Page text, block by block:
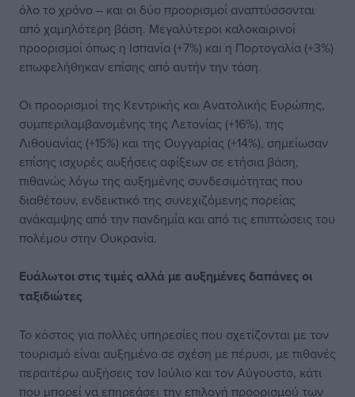
όλο το χρόνο – και οι δύο προορισμοί αναπτύσσονται
από χαμηλότερη βάση. Μεγαλύτεροι καλοκαιρινοί
προορισμοί όπως η Ισπανία (+7%) και η Πορτογαλία (+3%)
επωφελήθηκαν επίσης από αυτήν την τάση.
Οι προορισμοί της Κεντρικής και Ανατολικής Ευρώπης,
συμπεριλαμβανομένης της Λετονίας (+16%), της
Λιθουανίας (+15%) και της Ουγγαρίας (+14%), σημείωσαν
επίσης ισχυρές αυξήσεις αφίξεων σε ετήσια βάση,
πιθανώς λόγω της αυξημένης συνδεσιμότητας που
διαθέτουν, ενδεικτικό της συνεχιζόμενης πορείας
ανάκαμψης από την πανδημία και από τις επιπτώσεις του
πολέμου στην Ουκρανία.
Ευάλωτοι στις τιμές αλλά με αυξημένες δαπάνες οι
ταξιδιώτες
Το κόστος για πολλές υπηρεσίες που σχετίζονται με τον
τουρισμό είναι αυξημένο σε σχέση με πέρυσι, με πιθανές
περαιτέρω αυξήσεις τον Ιούλιο και τον Αύγουστο, κάτι
που μπορεί να επηρεάσει την επιλογή προορισμού των